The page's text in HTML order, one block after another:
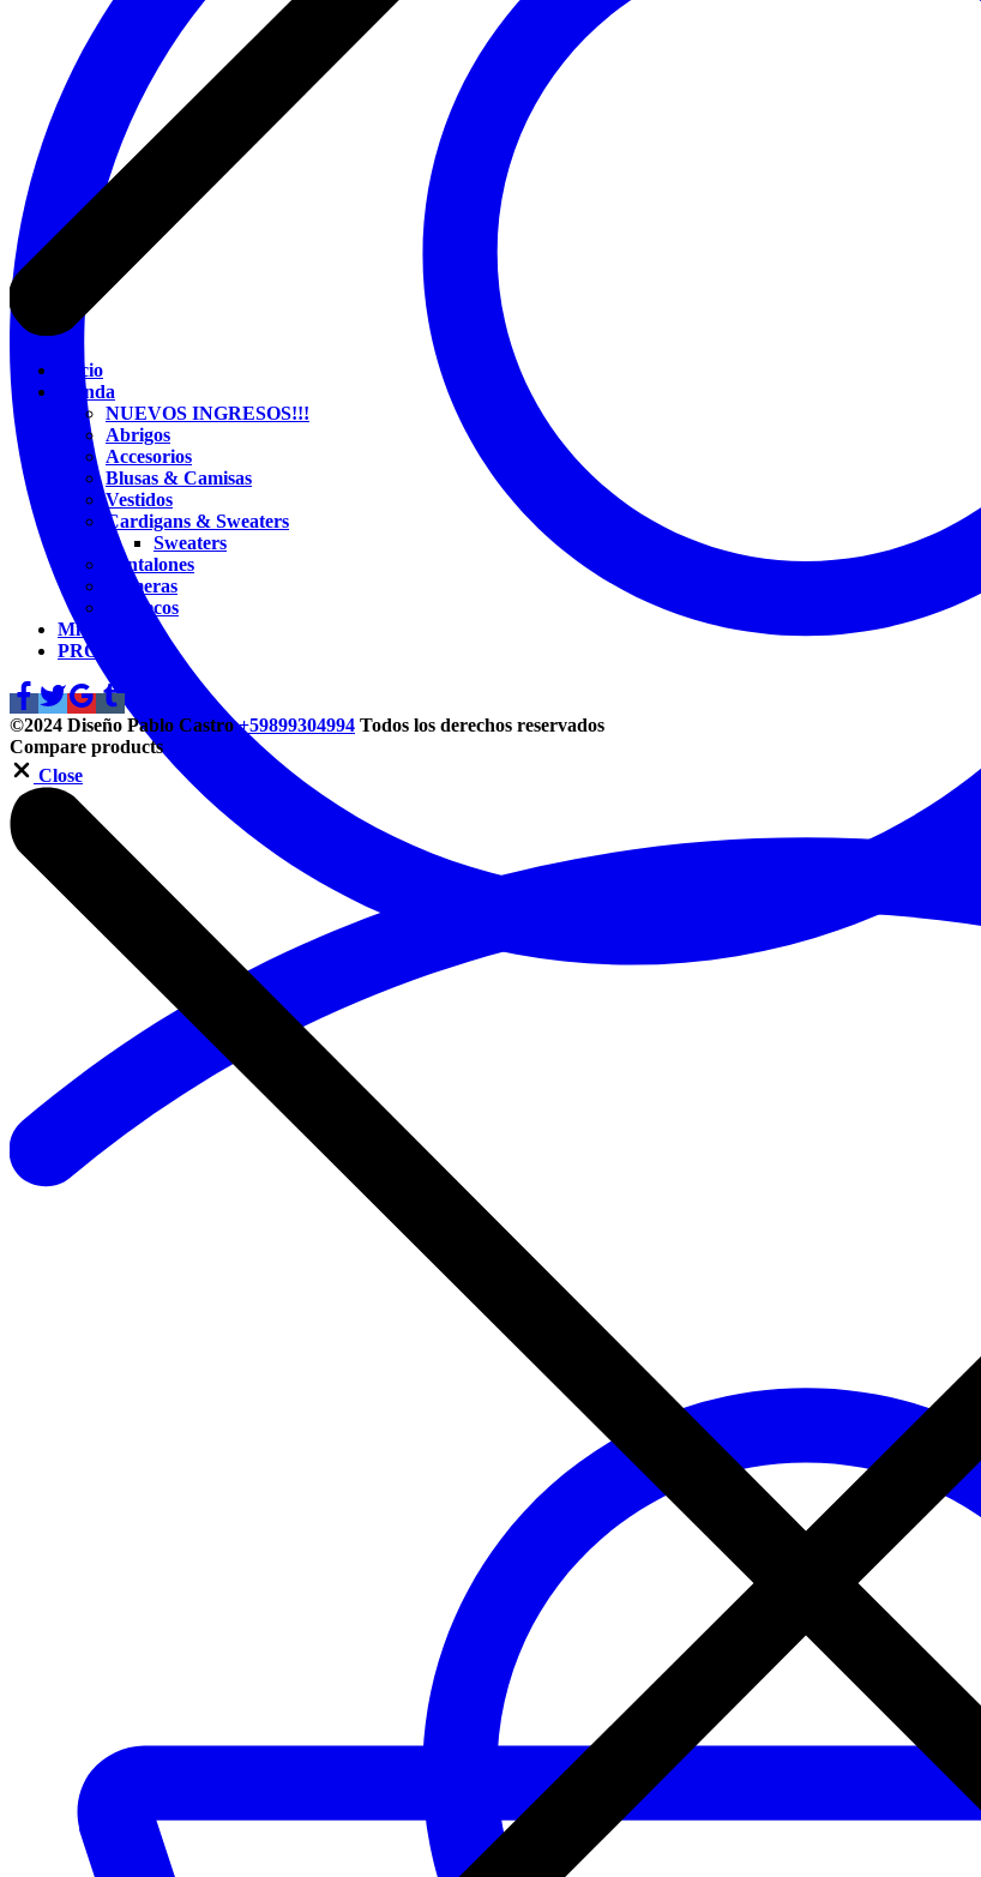
Inicio
Tienda
NUEVOS INGRESOS!!!
Abrigos
Accesorios
Blusas & Camisas
Vestidos
Cardigans & Sweaters
Sweaters
Pantalones
Remeras
Chalecos
Mi Cuenta
PROMO
©2024 Diseño Pablo Castro+59899304994 Todos los derechos reservados
Compare products
Close